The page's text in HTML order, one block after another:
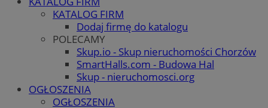
KATALOG FIRM
Dodaj firmę do katalogu
POLECAMY
Skup.io - Skup nieruchomości Chorzów
SmartHalls.com - Budowa Hal
Skup - nieruchomosci.org
OGŁOSZENIA
OGŁOSZENIA